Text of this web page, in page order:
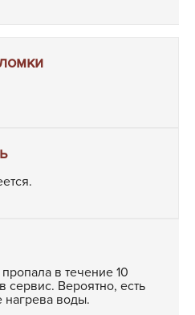
в течение 10
сервис. Вероятно, есть
нагрева воды.